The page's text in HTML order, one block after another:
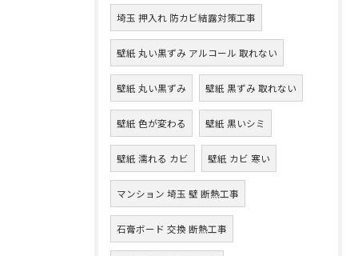
埼玉 押入れ 防カビ結露対策工事
壁紙 丸い黒ずみ アルコール 取れない
壁紙 丸い黒ずみ 壁紙 黒ずみ 取れない
壁紙 色が変わる 壁紙 黒いシミ
壁紙 濡れる カビ 壁紙 カビ 寒い
マンション 埼玉 壁 断熱工事
石膏ボード 交換 断熱工事